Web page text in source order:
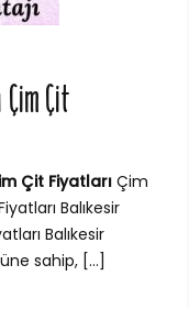
Çit
Çit Fiyatları Çim
Balıkesir
Balıkesir
sahip, […]